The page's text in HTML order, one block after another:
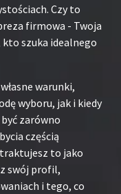
Czy to
firmowa - Twoja
kto szuka idealnego
warunki,
wyboru, jak i kiedy
zarówno
częścią
to jako
swój profil,
i tego, co